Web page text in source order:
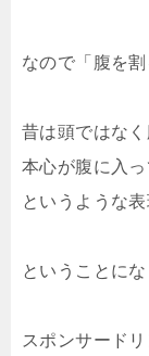
なので「腹を
昔は頭ではな
本心が腹に入
というような
ということにな
スポンサードリ